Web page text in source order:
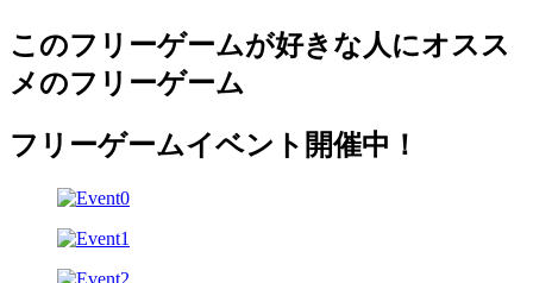
このフリーゲームが好きな人にオスス
メのフリーゲーム
フリーゲームイベント開催中！